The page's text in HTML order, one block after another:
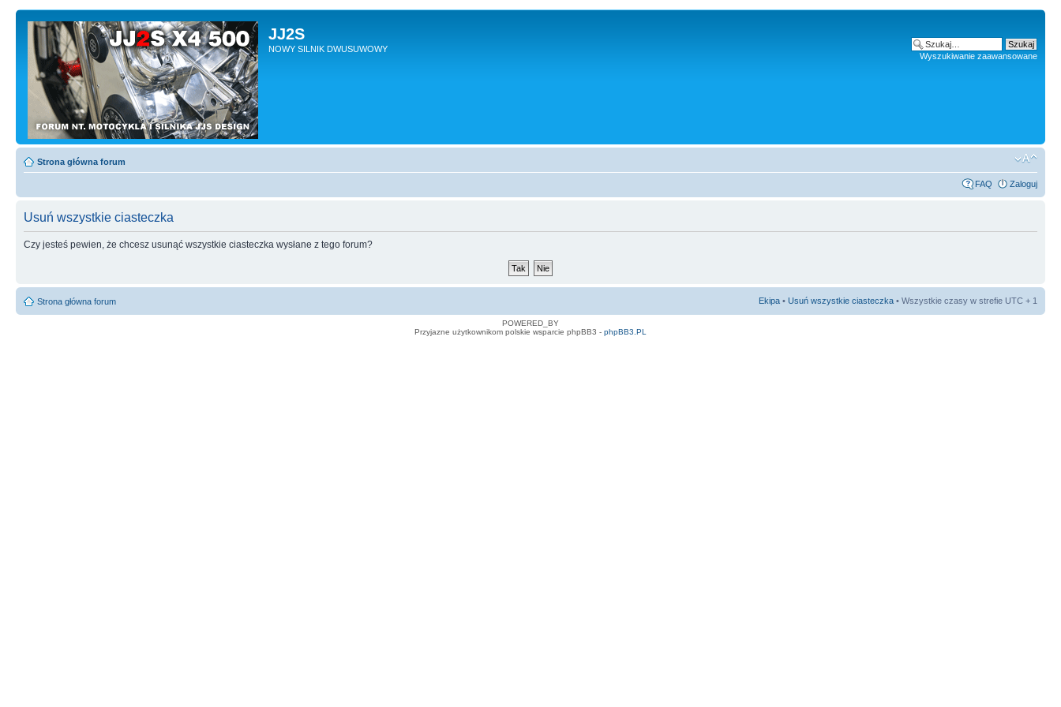
JJ2S
NOWY SILNIK DWUSUWOWY
Wyszukiwanie zaawansowane
Strona główna forum
FAQ Zaloguj
Usuń wszystkie ciasteczka
Czy jesteś pewien, że chcesz usunąć wszystkie ciasteczka wysłane z tego forum?
Strona główna forum Ekipa • Usuń wszystkie ciasteczka • Wszystkie czasy w strefie UTC + 1
POWERED_BY
Przyjazne użytkownikom polskie wsparcie phpBB3 - phpBB3.PL